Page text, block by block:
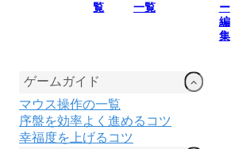
覧
一覧
ー
編
集
ゲームガイド
マウス操作の一覧
序盤を効率よく進めるコツ
幸福度を上げるコツ